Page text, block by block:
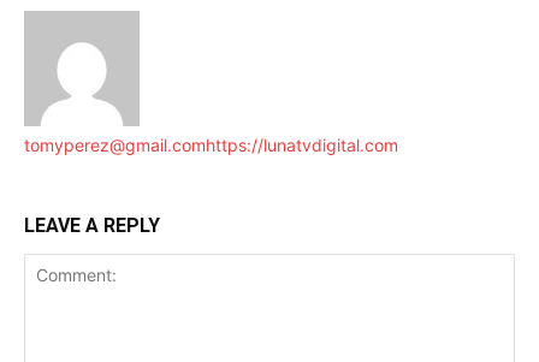
tomyperez@gmail.comhttps://lunatvdigital.com
LEAVE A REPLY